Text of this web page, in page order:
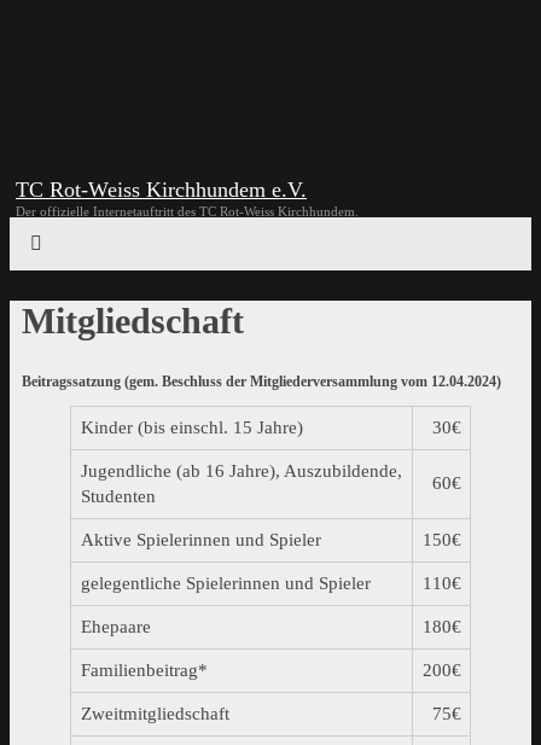
TC Rot-Weiss Kirchhundem e.V.
Der offizielle Internetauftritt des TC Rot-Weiss Kirchhundem.
Mitgliedschaft
Beitragssatzung (gem. Beschluss der Mitgliederversammlung vom 12.04.2024)
Kinder (bis einschl. 15 Jahre) 30€
Jugendliche (ab 16 Jahre), Auszubildende,
Studenten
60€
Aktive Spielerinnen und Spieler 150€
gelegentliche Spielerinnen und Spieler 110€
Ehepaare 180€
Familienbeitrag* 200€
Zweitmitgliedschaft 75€